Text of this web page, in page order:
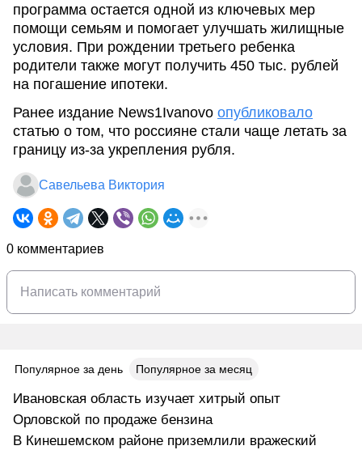
программа остается одной из ключевых мер
помощи семьям и помогает улучшать жилищные
условия. При рождении третьего ребенка
родители также могут получить 450 тыс. рублей
на погашение ипотеки.
Ранее издание News1Ivanovo опубликовало
статью о том, что россияне стали чаще летать за
границу из-за укрепления рубля.
Савельева Виктория
0 комментариев
Популярное за день Популярное за месяц
Ивановская область изучает хитрый опыт
Орловской по продаже бензина
В Кинешемском районе приземлили вражеский